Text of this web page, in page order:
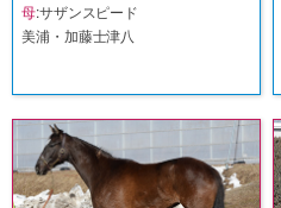
母:サザンスピード
美浦・加藤士津八